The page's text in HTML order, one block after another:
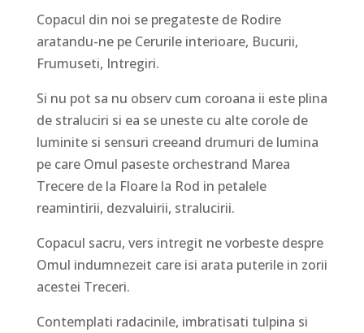
Copacul din noi se pregateste de Rodire
aratandu-ne pe Cerurile interioare, Bucurii,
Frumuseti, Intregiri.
Si nu pot sa nu observ cum coroana ii este plina
de straluciri si ea se uneste cu alte corole de
luminite si sensuri creeand drumuri de lumina
pe care Omul paseste orchestrand Marea
Trecere de la Floare la Rod in petalele
reamintirii, dezvaluirii, stralucirii.
Copacul sacru, vers intregit ne vorbeste despre
Omul indumnezeit care isi arata puterile in zorii
acestei Treceri.
Contemplati radacinile, imbratisati tulpina si